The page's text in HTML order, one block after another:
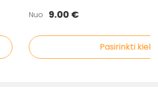
Nuo 9.00 €
Pasirinkti kiekį